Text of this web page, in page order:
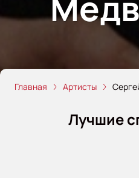
Главная Артисты
Лучшие